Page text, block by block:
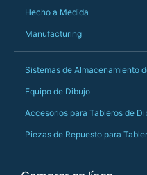
Hecho a Medida
Manufacturing
Sistemas de Almacenamiento
Equipo de Dibujo
Accesorios para Tableros de
Piezas de Repuesto para